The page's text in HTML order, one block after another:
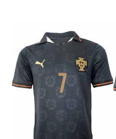
Kontaktiraj nas
Košarica
Moj račun
Trgovina